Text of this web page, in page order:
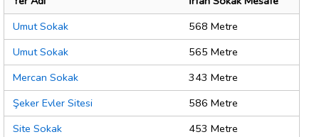
Umut Sokak
568 Metre
Umut Sokak
565 Metre
Mercan Sokak
343 Metre
Şeker Evler Sitesi
586 Metre
Site Sokak
453 Metre